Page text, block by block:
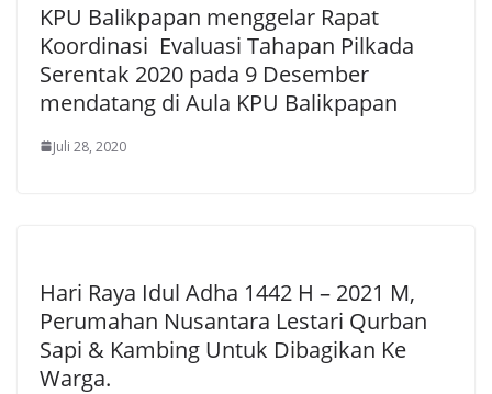
KPU Balikpapan menggelar Rapat
Koordinasi Evaluasi Tahapan Pilkada
Serentak 2020 pada 9 Desember
mendatang di Aula KPU Balikpapan
Juli 28, 2020
Hari Raya Idul Adha 1442 H – 2021 M,
Perumahan Nusantara Lestari Qurban
Sapi & Kambing Untuk Dibagikan Ke
Warga.